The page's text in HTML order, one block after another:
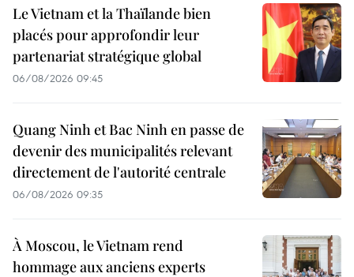
Le Vietnam et la Thaïlande bien
placés pour approfondir leur
partenariat stratégique global
06/08/2026 09:45
Quang Ninh et Bac Ninh en passe de
devenir des municipalités relevant
directement de l'autorité centrale
06/08/2026 09:35
À Moscou, le Vietnam rend
hommage aux anciens experts